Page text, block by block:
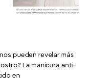
pueden revelar más
La manicura anti-
en